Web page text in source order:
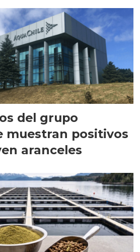
del grupo
muestran positivos
aranceles